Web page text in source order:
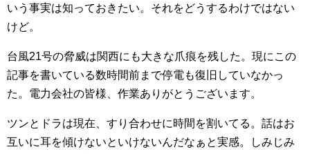
いう事実は知っておきたい。それをどうするわけではない
けど。
台風21号の脅威は関西にも大きな爪痕を残した。現にこの
記事を書いている数時間前まで停電も復旧していなかっ
た。電力会社の皆様、作業ありがとうございます。
ツンとドラは現在、すり合わせに時間を割いてる。話はお
互いに耳を傾けないといけないんだなぁと実感。しみじみ